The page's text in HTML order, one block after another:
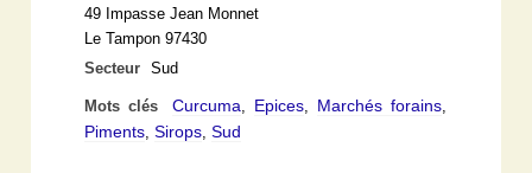
49 Impasse Jean Monnet
Le Tampon 97430
Secteur
Sud
Mots clés Curcuma Epices Marchés forains
Piments ,Sirops ,Sud